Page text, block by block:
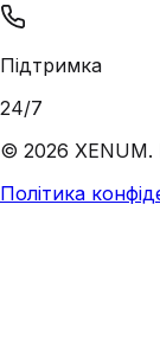
Підтримка
24/7
© 2026 XENUM.
Політика